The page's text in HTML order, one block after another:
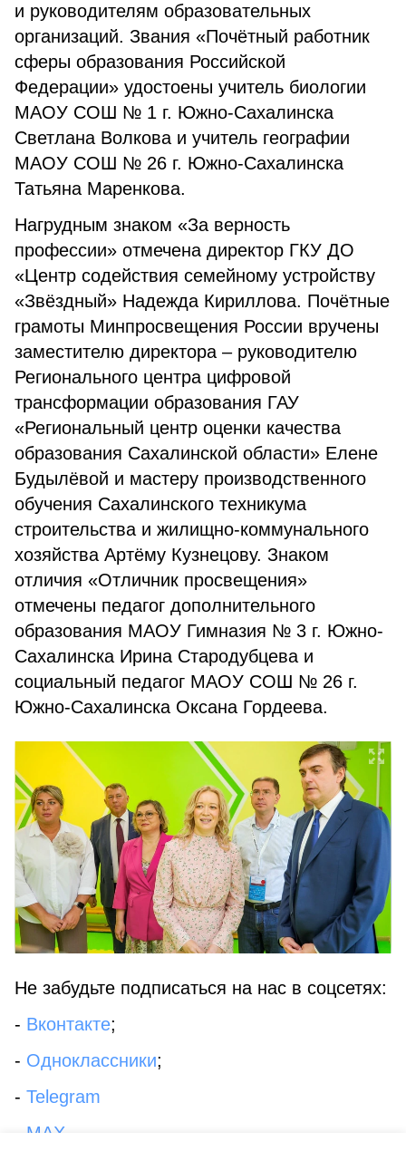
и руководителям образовательных
организаций. Звания «Почётный работник
сферы образования Российской
Федерации» удостоены учитель биологии
МАОУ СОШ № 1 г. Южно-Сахалинска
Светлана Волкова и учитель географии
МАОУ СОШ № 26 г. Южно-Сахалинска
Татьяна Маренкова.
Нагрудным знаком «За верность
профессии» отмечена директор ГКУ ДО
«Центр содействия семейному устройству
«Звёздный» Надежда Кириллова. Почётные
грамоты Минпросвещения России вручены
заместителю директора – руководителю
Регионального центра цифровой
трансформации образования ГАУ
«Региональный центр оценки качества
образования Сахалинской области» Елене
Будылёвой и мастеру производственного
обучения Сахалинского техникума
строительства и жилищно-коммунального
хозяйства Артёму Кузнецову. Знаком
отличия «Отличник просвещения»
отмечены педагог дополнительного
образования МАОУ Гимназия № 3 г. Южно-
Сахалинска Ирина Стародубцева и
социальный педагог МАОУ СОШ № 26 г.
Южно-Сахалинска Оксана Гордеева.
Не забудьте подписаться на нас в соцсетях:
- Вконтакте;
- Одноклассники;
- Telegram
MAX